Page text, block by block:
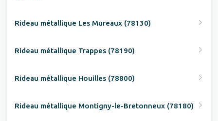
Rideau métallique Les Mureaux (78130)
Rideau métallique Trappes (78190)
Rideau métallique Houilles (78800)
Rideau métallique Montigny-le-Bretonneux (78180)